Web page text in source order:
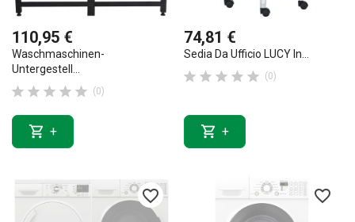
110,95 €
Waschmaschinen-
Untergestell...
     (0)
 +
74,81 €
Sedia Da Ufficio LUCY In...
     (0)
 +
favorite_border favorite_border